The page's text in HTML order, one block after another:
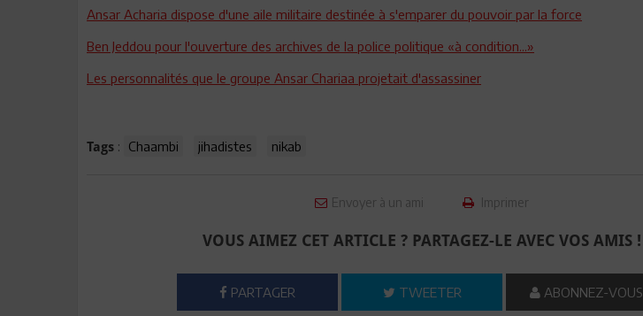
Ansar Acharia dispose d'une aile militaire destinée à s'emparer du pouvoir par la force
Ben Jeddou pour l'ouverture des archives de la police politique «à condition...»
Les personnalités que le groupe Ansar Chariaa projetait d'assassiner
Tags : Chaambi jihadistes nikab
Envoyer à un ami Imprimer
VOUS AIMEZ CET ARTICLE ? PARTAGEZ-LE AVEC VOS AMIS !
PARTAGER TWEETER ABONNEZ-VOUS